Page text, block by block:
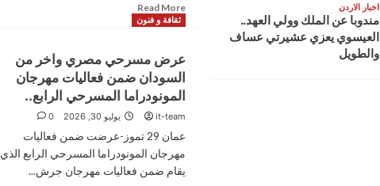
Read More
more
تفاهم
أردنية
ليبية
لدعم
مشاريع
الإعمار
وتبادل
الخبرات
ثقافة و فنون
عرض مسرحي مصري واخر من
السودان ضمن فعاليات مهرجان
المونودراما المسرحي الرابع..
it-team يوليو 30, 2026 0
عمان 29 تموز-عرضت ضمن فعاليات
مهرجان المونودراما المسرحي الرابع الذي
يقام ضمن فعاليات مهرجان جرش...
اخبار الاردن
مندوبا عن الملك وولي العهد..
العيسوي يعزي عشيرتي عساف
والطويل